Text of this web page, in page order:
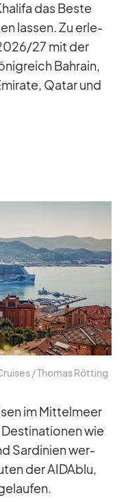
das Beste
las­sen. Zu er­le­
​27 mit der
Bah­rain,
Qa­tar und
/​ Tho­mas Röt­ting
im Mit­tel­meer
wie
Sar­di­nien wer­
der AI­D­A­blu,